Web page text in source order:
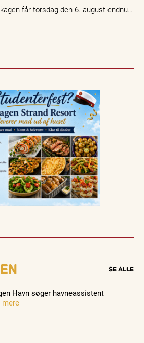
får torsdag den 6. august endnu…
SE ALLE
Havn søger havneassistent